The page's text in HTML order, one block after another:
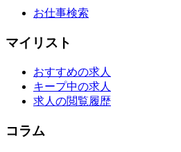
お仕事検索
マイリスト
おすすめの求人
キープ中の求人
求人の閲覧履歴
コラム